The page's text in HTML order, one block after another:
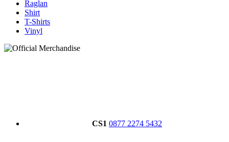
Raglan
Shirt
T-Shirts
Vinyl
CS1 0877 2274 5432